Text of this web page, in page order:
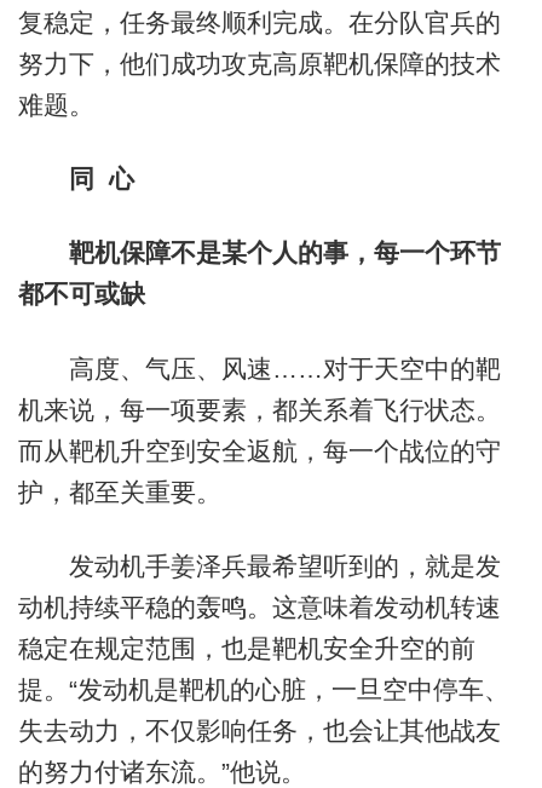
复稳定，任务最终顺利完成。在分队官兵的
努力下，他们成功攻克高原靶机保障的技术
难题。
同 心
靶机保障不是某个人的事，每一个环节
都不可或缺
高度、气压、风速……对于天空中的靶
机来说，每一项要素，都关系着飞行状态。
而从靶机升空到安全返航，每一个战位的守
护，都至关重要。
发动机手姜泽兵最希望听到的，就是发
动机持续平稳的轰鸣。这意味着发动机转速
稳定在规定范围，也是靶机安全升空的前
提。“发动机是靶机的心脏，一旦空中停车、
失去动力，不仅影响任务，也会让其他战友
的努力付诸东流。”他说。